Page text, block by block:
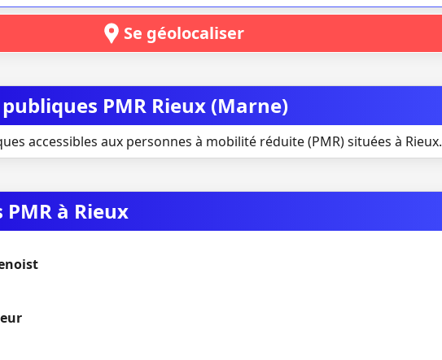
Se géolocaliser
PMR Rieux (Marne)
accessibles aux personnes à mobilité réduite (PMR) situées à Rieux.
à Rieux